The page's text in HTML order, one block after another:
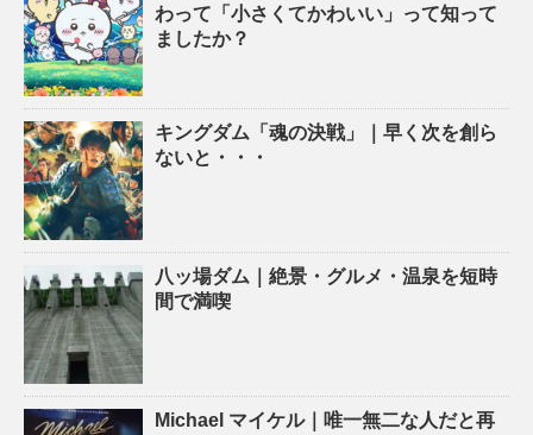
わって「小さくてかわいい」って知って
ましたか？
キングダム「魂の決戦」｜早く次を創ら
ないと・・・
八ッ場ダム｜絶景・グルメ・温泉を短時
間で満喫
Michael マイケル｜唯一無二な人だと再